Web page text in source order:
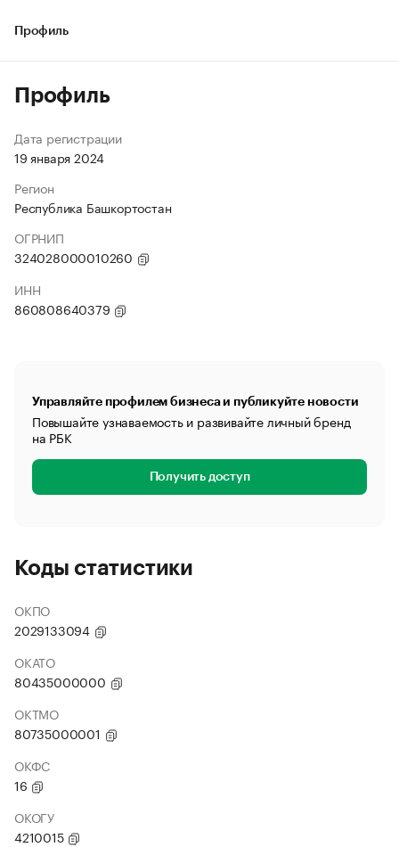
Профиль
Профиль
Дата регистрации
19 января 2024
Регион
Республика Башкортостан
ОГРНИП
324028000010260
ИНН
860808640379
Управляйте профилем бизнеса и публикуйте новости
Повышайте узнаваемость и развивайте личный бренд
на РБК
Получить доступ
Коды статистики
ОКПО
2029133094
ОКАТО
80435000000
ОКТМО
80735000001
ОКФС
16
ОКОГУ
4210015